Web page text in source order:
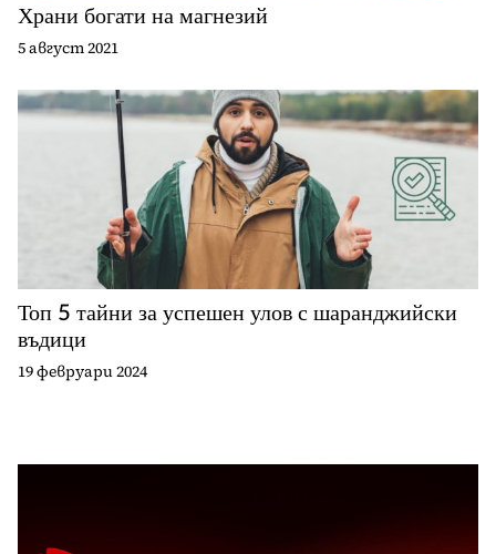
Храни богати на магнезий
5 август 2021
Топ 5 тайни за успешен улов с шаранджийски
въдици
19 февруари 2024